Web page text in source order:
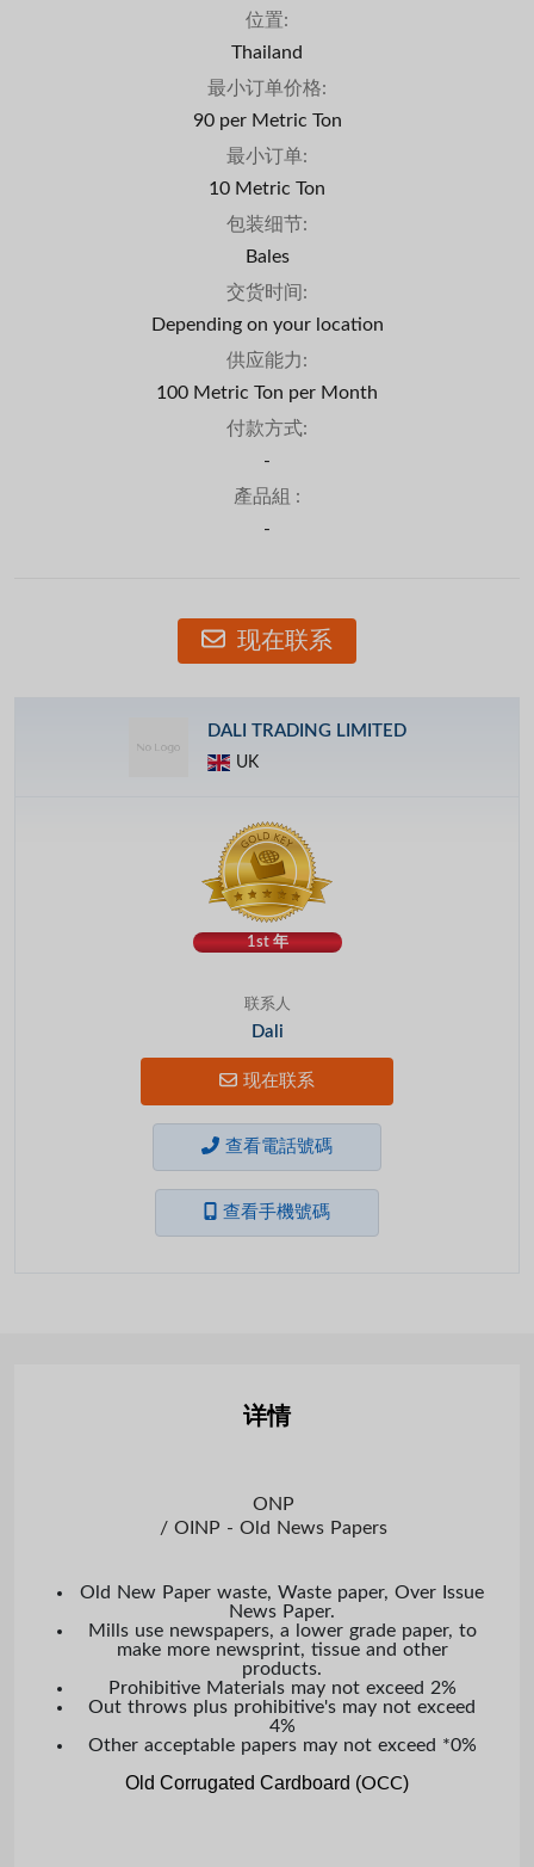
位置:
Thailand
最小订单价格:
90 per Metric Ton
最小订单:
10 Metric Ton
包装细节:
Bales
交货时间:
Depending on your location
供应能力:
100 Metric Ton per Month
付款方式:
-
產品組 :
-
现在联系
DALI TRADING LIMITED
UK
1st 年
联系人
Dali
现在联系
查看電話號碼
查看手機號碼
详情
ONP
  / OINP - Old News Papers
Old New Paper waste, Waste paper, Over Issue
News Paper.
Mills use newspapers, a lower grade paper, to
make more newsprint, tissue and other
products.
Prohibitive Materials may not exceed 2%
Out throws plus prohibitive's may not exceed
4%
Other acceptable papers may not exceed *0%
Old Corrugated Cardboard (OCC)